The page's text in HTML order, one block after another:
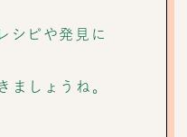
シピや発見に
ましょうね。